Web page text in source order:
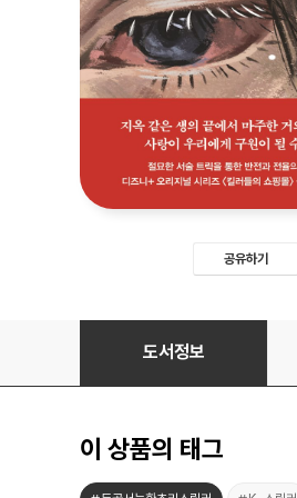
공유하기
거의 황홀한 순간
도서정보
이 상품의 태그